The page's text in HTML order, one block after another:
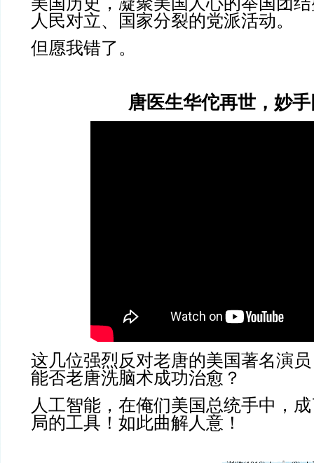
人民对立、国家分裂的党派活动。
但愿我错了。
唐医生华佗再世，妙
这几位强烈反对老唐的美国著名演
能否老唐洗脑术成功治愈？
人工智能，在俺们美国总统手中，
局的工具！如此曲解人意！